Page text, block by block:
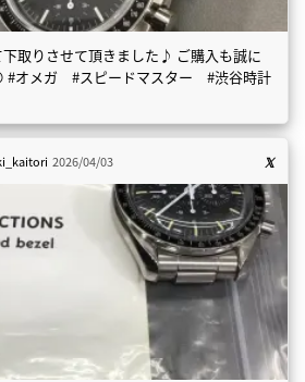
取りさせて頂きました♪ ご購入も誠に
#オメガ #スピードマスター #渋谷時計
2026/04/03